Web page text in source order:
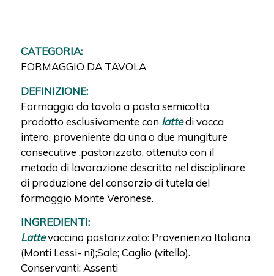
CATEGORIA:
FORMAGGIO DA TAVOLA
DEFINIZIONE:
Formaggio da tavola a pasta semicotta
prodotto esclusivamente con lattedi vacca
intero, proveniente da una o due mungiture
consecutive ,pastorizzato, ottenuto con il
metodo di lavorazione descritto nel disciplinare
di produzione del consorzio di tutela del
formaggio Monte Veronese.
INGREDIENTI:
Lattevaccino pastorizzato: Provenienza Italiana
(Monti Lessi- ni);Sale; Caglio (vitello).
Conservanti: Assenti